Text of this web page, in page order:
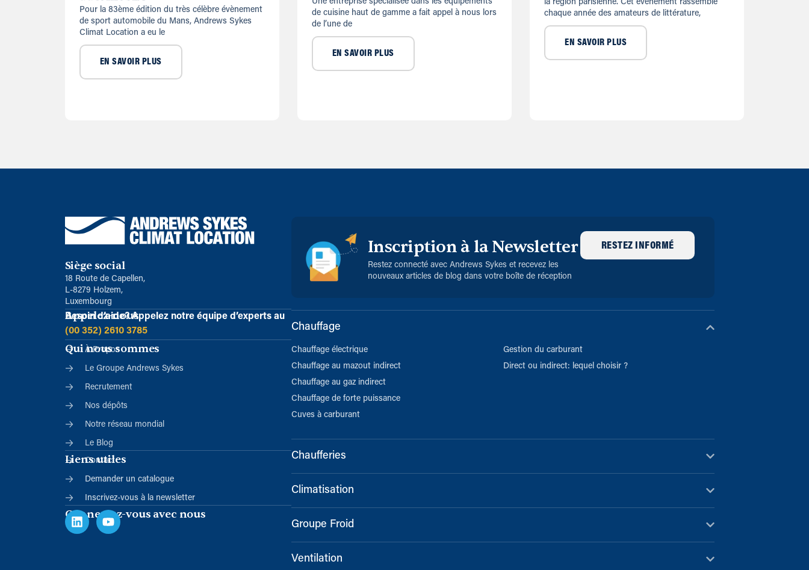
Pour la 83ème édition du très célèbre évènement
de sport automobile du Mans, Andrews Sykes
Climat Location a eu le
EN SAVOIR PLUS
de cuisine haut de gamme a fait appel à nous lors
de l’une de
EN SAVOIR PLUS
la région parisienne. Cet évènement rassemble
chaque année des amateurs de littérature,
EN SAVOIR PLUS
Siège social
18 Route de Capellen,
L-8279 Holzem,
Luxembourg
Appelez-nous
Besoin d’aide?Appelez notre équipe d’experts au
(00 352) 2610 3785
Qui nous sommes
À Propos
Le Groupe Andrews Sykes
Recrutement
Nos dépôts
Notre réseau mondial
Le Blog
Liens utiles
Contact
Demander un catalogue
Inscrivez-vous à la newsletter
Connectez-vous avec nous
Inscription à la Newsletter
Restez connecté avec Andrews Sykes et recevez les
nouveaux articles de blog dans votre boîte de réception
RESTEZ INFORMÉ
Chauffage
Chauffage électrique
Chauffage au mazout indirect
Chauffage au gaz indirect
Chauffage de forte puissance
Cuves à carburant
Gestion du carburant
Direct ou indirect: lequel choisir ?
Chaufferies
Climatisation
Groupe Froid
Ventilation